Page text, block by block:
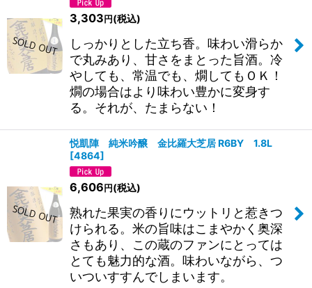
3,303 円 (税込)
しっかりとした立ち香。味わい滑らか
で丸みあり、甘さをまとった旨酒。冷
やしても、常温でも、燗してもＯＫ！
燗の場合はより味わい豊かに変身す
る。それが、たまらない！
悦凱陣 純米吟醸 金比羅大芝居 R6BY 1.8L
[4864]
6,606 円 (税込)
熟れた果実の香りにウットリと惹きつ
けられる。米の旨味はこまやかく奥深
さもあり、この蔵のファンにとっては
とても魅力的な酒。味わいながら、つ
いついすすんでしまいます。